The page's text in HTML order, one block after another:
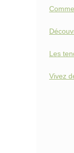
Les
Vivez